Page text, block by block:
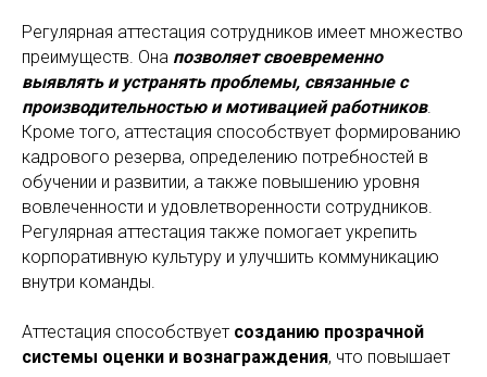
Регулярная аттестация сотрудников имеет множество
преимуществ. Она позволяет своевременно
выявлять и устранять проблемы, связанные с
производительностью и мотивацией работников.
Кроме того, аттестация способствует формированию
кадрового резерва, определению потребностей в
обучении и развитии, а также повышению уровня
вовлеченности и удовлетворенности сотрудников.
Регулярная аттестация также помогает укрепить
корпоративную культуру и улучшить коммуникацию
внутри команды.
Аттестация способствует созданию прозрачной
системы оценки и вознаграждения, что повышает